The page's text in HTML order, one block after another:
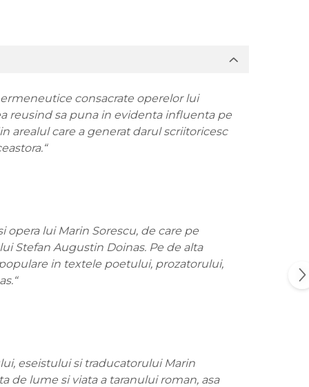
consacrate operelor lui
reusind sa puna in evidenta influenta pe
arealul care a generat darul scriitoricesc
lui Marin Sorescu, de care pe
Stefan Augustin Doinas. Pe de alta
in textele poetului, prozatorului,
eseistului si traducatorului Marin
de lume si viata a taranului roman, asa